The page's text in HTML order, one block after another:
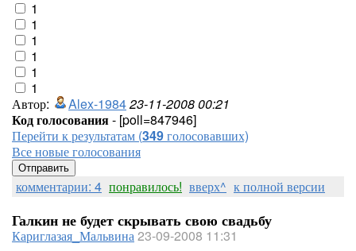
1
1
1
1
1
1
Автор:
Alex-198423-11-2008 00:21
Код голосования- [poll=847946]
Перейти к результатам (349голосовавших)
Все новые голосования
комментарии: 4 понравилось! вверх^ к полной версии
Галкин не будет скрывать свою свадьбу
Кариглазая_Мальвина23-09-2008 11:31